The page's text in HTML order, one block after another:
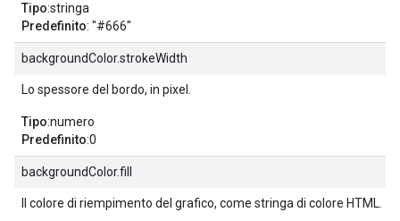
Tipo:stringa
Predefinito: "#666"
backgroundColor.strokeWidth
Lo spessore del bordo, in pixel.
Tipo:numero
Predefinito:0
backgroundColor.fill
Il colore di riempimento del grafico, come stringa di colore HTML.